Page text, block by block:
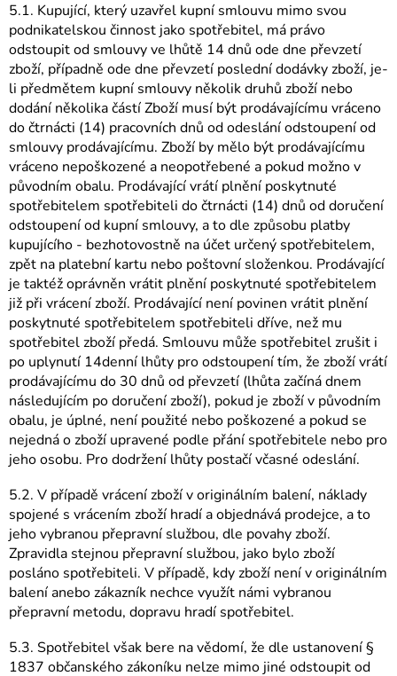
5.1. Kupující, který uzavřel kupní smlouvu mimo svou
podnikatelskou činnost jako spotřebitel, má právo
odstoupit od smlouvy ve lhůtě 14 dnů ode dne převzetí
zboží, případně ode dne převzetí poslední dodávky zboží, je-
li předmětem kupní smlouvy několik druhů zboží nebo
dodání několika částí Zboží musí být prodávajícímu vráceno
do čtrnácti (14) pracovních dnů od odeslání odstoupení od
smlouvy prodávajícímu. Zboží by mělo být prodávajícímu
vráceno nepoškozené a neopotřebené a pokud možno v
původním obalu. Prodávající vrátí plnění poskytnuté
spotřebitelem spotřebiteli do čtrnácti (14) dnů od doručení
odstoupení od kupní smlouvy, a to dle způsobu platby
kupujícího - bezhotovostně na účet určený spotřebitelem,
zpět na platební kartu nebo poštovní složenkou. Prodávající
je taktéž oprávněn vrátit plnění poskytnuté spotřebitelem
již při vrácení zboží. Prodávající není povinen vrátit plnění
poskytnuté spotřebitelem spotřebiteli dříve, než mu
spotřebitel zboží předá. Smlouvu může spotřebitel zrušit i
po uplynutí 14denní lhůty pro odstoupení tím, že zboží vrátí
prodávajícímu do 30 dnů od převzetí (lhůta začíná dnem
následujícím po doručení zboží), pokud je zboží v původním
obalu, je úplné, není použité nebo poškozené a pokud se
nejedná o zboží upravené podle přání spotřebitele nebo pro
jeho osobu. Pro dodržení lhůty postačí včasné odeslání.
5.2. V případě vrácení zboží v originálním balení, náklady
spojené s vrácením zboží hradí a objednává prodejce, a to
jeho vybranou přepravní službou, dle povahy zboží.
Zpravidla stejnou přepravní službou, jako bylo zboží
posláno spotřebiteli. V případě, kdy zboží není v originálním
balení anebo zákazník nechce využít námi vybranou
přepravní metodu, dopravu hradí spotřebitel.
5.3. Spotřebitel však bere na vědomí, že dle ustanovení §
1837 občanského zákoníku nelze mimo jiné odstoupit od